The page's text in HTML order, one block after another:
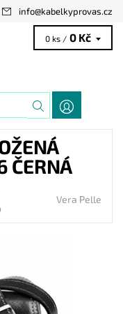
info@kabelkyprovas.cz
0 ks / 0 Kč
ČERNÁ
Vera Pelle